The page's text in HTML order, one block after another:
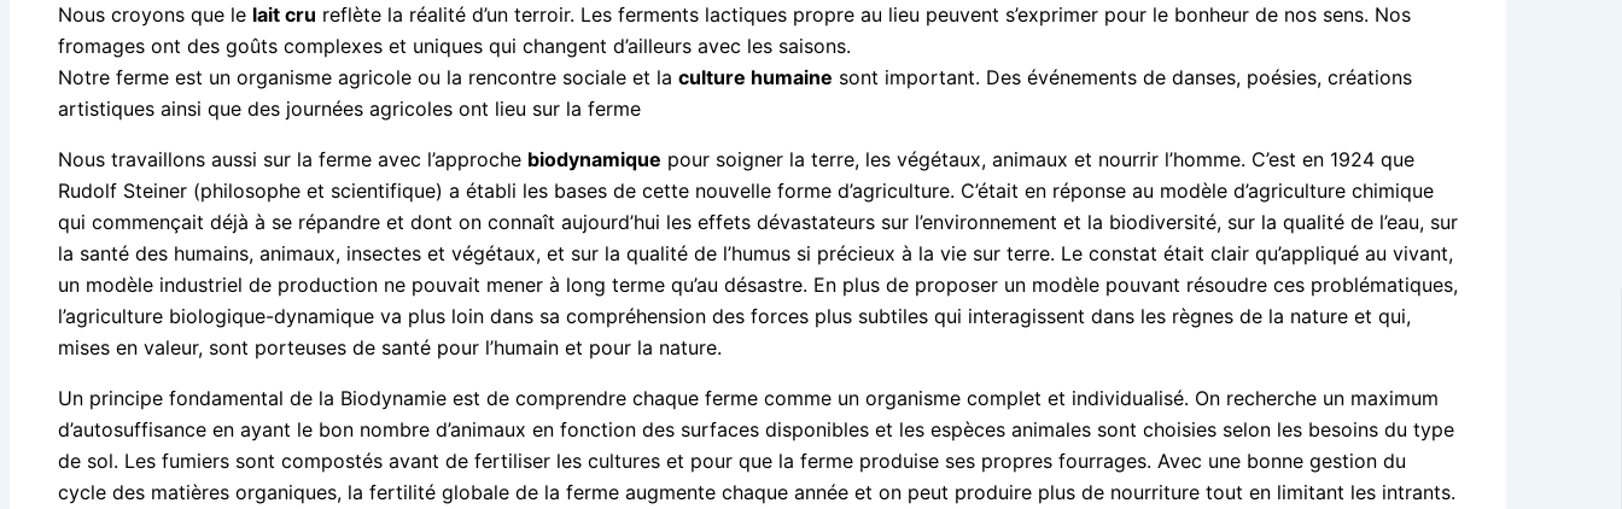
Nous croyons que le lait cru reflète la réalité d’un terroir. Les ferments lactiques propre au lieu peuvent s’exprimer pour le bonheur de nos sens. Nos
fromages ont des goûts complexes et uniques qui changent d’ailleurs avec les saisons.
Notre ferme est un organisme agricole ou la rencontre sociale et la culture humaine sont important. Des événements de danses, poésies, créations
artistiques ainsi que des journées agricoles ont lieu sur la ferme
Nous travaillons aussi sur la ferme avec l’approche biodynamique pour soigner la terre, les végétaux, animaux et nourrir l’homme. C’est en 1924 que
Rudolf Steiner (philosophe et scientifique) a établi les bases de cette nouvelle forme d’agriculture. C’était en réponse au modèle d’agriculture chimique
qui commençait déjà à se répandre et dont on connaît aujourd’hui les effets dévastateurs sur l’environnement et la biodiversité, sur la qualité de l’eau, sur
la santé des humains, animaux, insectes et végétaux, et sur la qualité de l’humus si précieux à la vie sur terre. Le constat était clair qu’appliqué au vivant,
un modèle industriel de production ne pouvait mener à long terme qu’au désastre. En plus de proposer un modèle pouvant résoudre ces problématiques,
l’agriculture biologique-dynamique va plus loin dans sa compréhension des forces plus subtiles qui interagissent dans les règnes de la nature et qui,
mises en valeur, sont porteuses de santé pour l’humain et pour la nature.
Un principe fondamental de la Biodynamie est de comprendre chaque ferme comme un organisme complet et individualisé. On recherche un maximum
d’autosuffisance en ayant le bon nombre d’animaux en fonction des surfaces disponibles et les espèces animales sont choisies selon les besoins du type
de sol. Les fumiers sont compostés avant de fertiliser les cultures et pour que la ferme produise ses propres fourrages. Avec une bonne gestion du
cycle des matières organiques, la fertilité globale de la ferme augmente chaque année et on peut produire plus de nourriture tout en limitant les intrants.